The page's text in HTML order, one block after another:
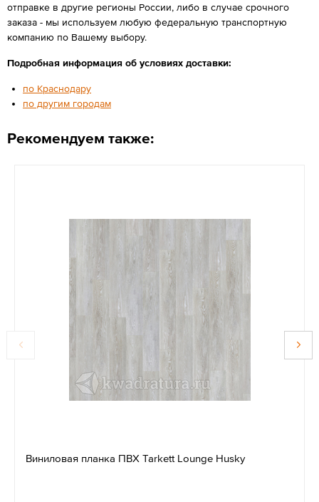
отправке в другие регионы России, либо в случае срочного
заказа - мы используем любую федеральную транспортную
компанию по Вашему выбору.
Подробная информация об условиях доставки:
по Краснодару
по другим городам
Рекомендуем также:
Виниловая планка ПВХ Tarkett Lounge Husky